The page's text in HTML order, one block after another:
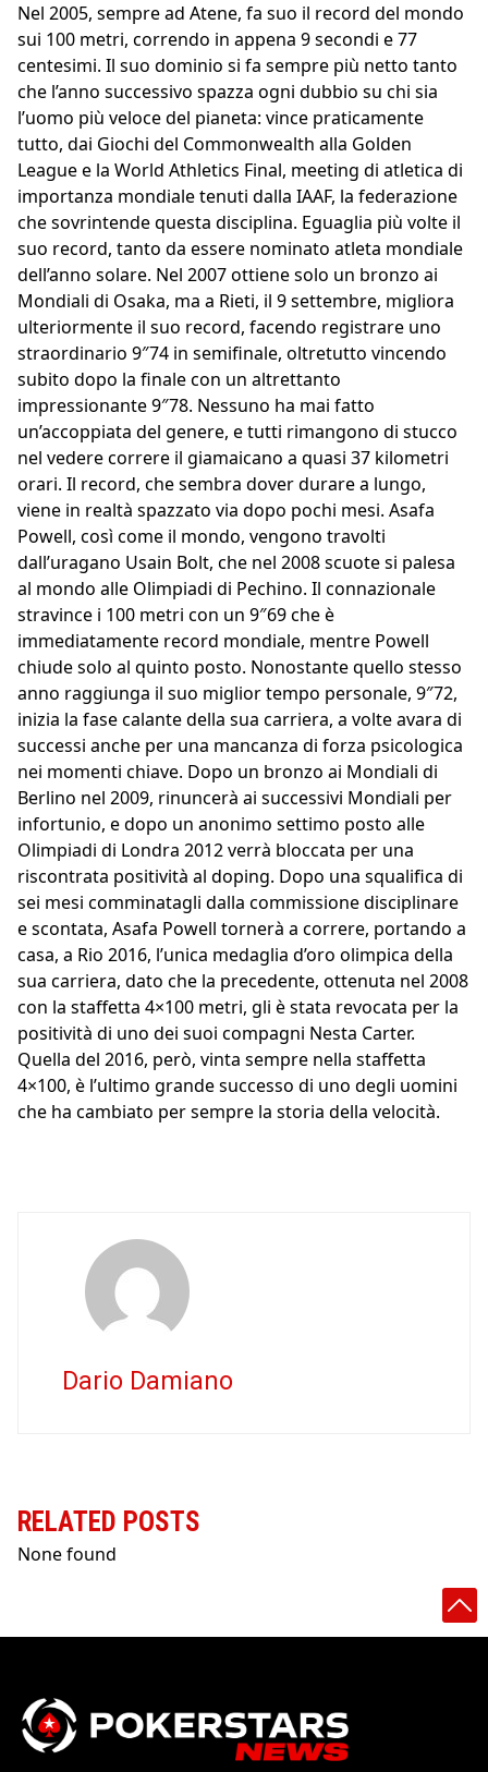
Nel 2005, sempre ad Atene, fa suo il record del mondo
sui 100 metri, correndo in appena 9 secondi e 77
centesimi. Il suo dominio si fa sempre più netto tanto
che l’anno successivo spazza ogni dubbio su chi sia
l’uomo più veloce del pianeta: vince praticamente
tutto, dai Giochi del Commonwealth alla Golden
League e la World Athletics Final, meeting di atletica di
importanza mondiale tenuti dalla IAAF, la federazione
che sovrintende questa disciplina. Eguaglia più volte il
suo record, tanto da essere nominato atleta mondiale
dell’anno solare. Nel 2007 ottiene solo un bronzo ai
Mondiali di Osaka, ma a Rieti, il 9 settembre, migliora
ulteriormente il suo record, facendo registrare uno
straordinario 9″74 in semifinale, oltretutto vincendo
subito dopo la finale con un altrettanto
impressionante 9″78. Nessuno ha mai fatto
un’accoppiata del genere, e tutti rimangono di stucco
nel vedere correre il giamaicano a quasi 37 kilometri
orari. Il record, che sembra dover durare a lungo,
viene in realtà spazzato via dopo pochi mesi. Asafa
Powell, così come il mondo, vengono travolti
dall’uragano Usain Bolt, che nel 2008 scuote si palesa
al mondo alle Olimpiadi di Pechino. Il connazionale
stravince i 100 metri con un 9″69 che è
immediatamente record mondiale, mentre Powell
chiude solo al quinto posto. Nonostante quello stesso
anno raggiunga il suo miglior tempo personale, 9″72,
inizia la fase calante della sua carriera, a volte avara di
successi anche per una mancanza di forza psicologica
nei momenti chiave. Dopo un bronzo ai Mondiali di
Berlino nel 2009, rinuncerà ai successivi Mondiali per
infortunio, e dopo un anonimo settimo posto alle
Olimpiadi di Londra 2012 verrà bloccata per una
riscontrata positività al doping. Dopo una squalifica di
sei mesi comminatagli dalla commissione disciplinare
e scontata, Asafa Powell tornerà a correre, portando a
casa, a Rio 2016, l’unica medaglia d’oro olimpica della
sua carriera, dato che la precedente, ottenuta nel 2008
con la staffetta 4×100 metri, gli è stata revocata per la
positività di uno dei suoi compagni Nesta Carter.
Quella del 2016, però, vinta sempre nella staffetta
4×100, è l’ultimo grande successo di uno degli uomini
che ha cambiato per sempre la storia della velocità.
Dario Damiano
RELATED POSTS
None found